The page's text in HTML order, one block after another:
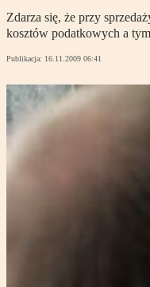
Zdarza się, że przy
kosztów podatkowych a
Publikacja: 16.11.2009 06:41